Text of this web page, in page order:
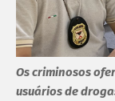
Os criminosos
usuários de